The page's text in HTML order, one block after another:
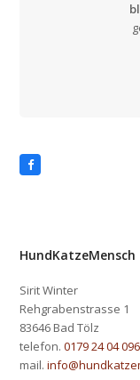
Facebook
HundKatzeMensch
Sirit Winter
Rehgrabenstrasse 1
83646 Bad Tölz
telefon.0179 24 04 096
mail.